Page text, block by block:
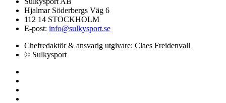
Hjalmar Söderbergs Väg 6
112 14 STOCKHOLM
E-post: info@sulkysport.se
Chefredaktör & ansvarig utgivare: Claes Freidenvall
© Sulkysport